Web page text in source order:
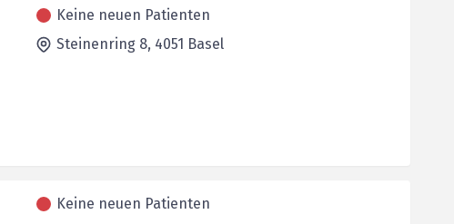
Keine neuen Patienten
Steinenring 8, 4051 Basel
Keine neuen Patienten